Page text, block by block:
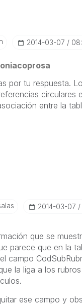
‎2014-03-07
por tu respuesta.
circulares
entre la
‎2014-03-07
que se
parece que en la
campo
la liga a los
ese campo y